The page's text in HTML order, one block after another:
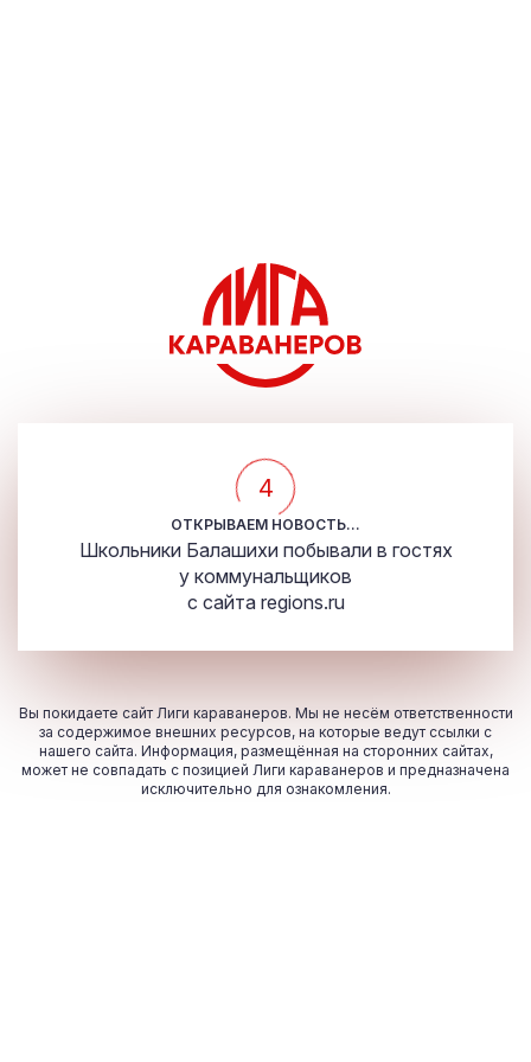
4
ОТКРЫВАЕМ НОВОСТЬ...
Школьники Балашихи побывали в гостях
у коммунальщиков
с сайта regions.ru
Вы покидаете сайт Лиги караванеров. Мы не несём ответственности
за содержимое внешних ресурсов, на которые ведут ссылки с
нашего сайта. Информация, размещённая на сторонних сайтах,
может не совпадать с позицией Лиги караванеров и предназначена
исключительно для ознакомления.